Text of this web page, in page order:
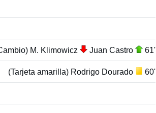
M. Klimowicz Juan Castro 61'
(Tarjeta amarilla) Rodrigo Dourado 60'